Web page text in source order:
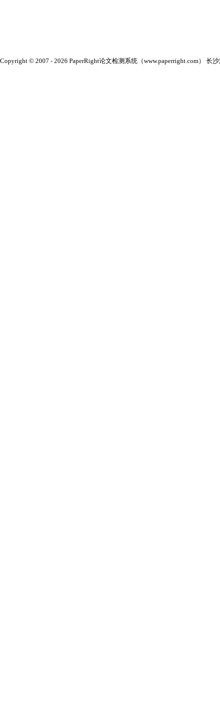
Copyright © 2007 - 2026 PaperRight论文检测系统（www.paperright.com） 长